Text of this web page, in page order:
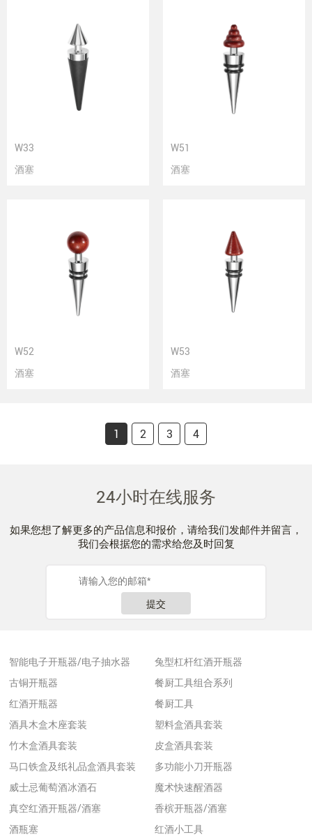
W33
酒塞
W51
酒塞
W52
酒塞
W53
酒塞
1 2 3 4
24小时在线服务
如果您想了解更多的产品信息和报价，请给我们发邮件并留言，
我们会根据您的需求给您及时回复
提交
智能电子开瓶器/电子抽水器
兔型杠杆红酒开瓶器
古铜开瓶器
餐厨工具组合系列
红酒开瓶器
餐厨工具
酒具木盒木座套装
塑料盒酒具套装
竹木盒酒具套装
皮盒酒具套装
马口铁盒及纸礼品盒酒具套装
多功能小刀开瓶器
威士忌葡萄酒冰酒石
魔术快速醒酒器
真空红酒开瓶器/酒塞
香槟开瓶器/酒塞
酒瓶塞
红酒小工具